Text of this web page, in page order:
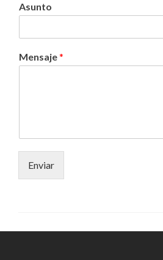
Asunto
Mensaje*
Enviar